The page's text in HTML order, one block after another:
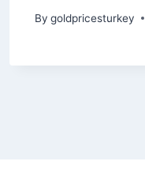
By goldpricesturkey